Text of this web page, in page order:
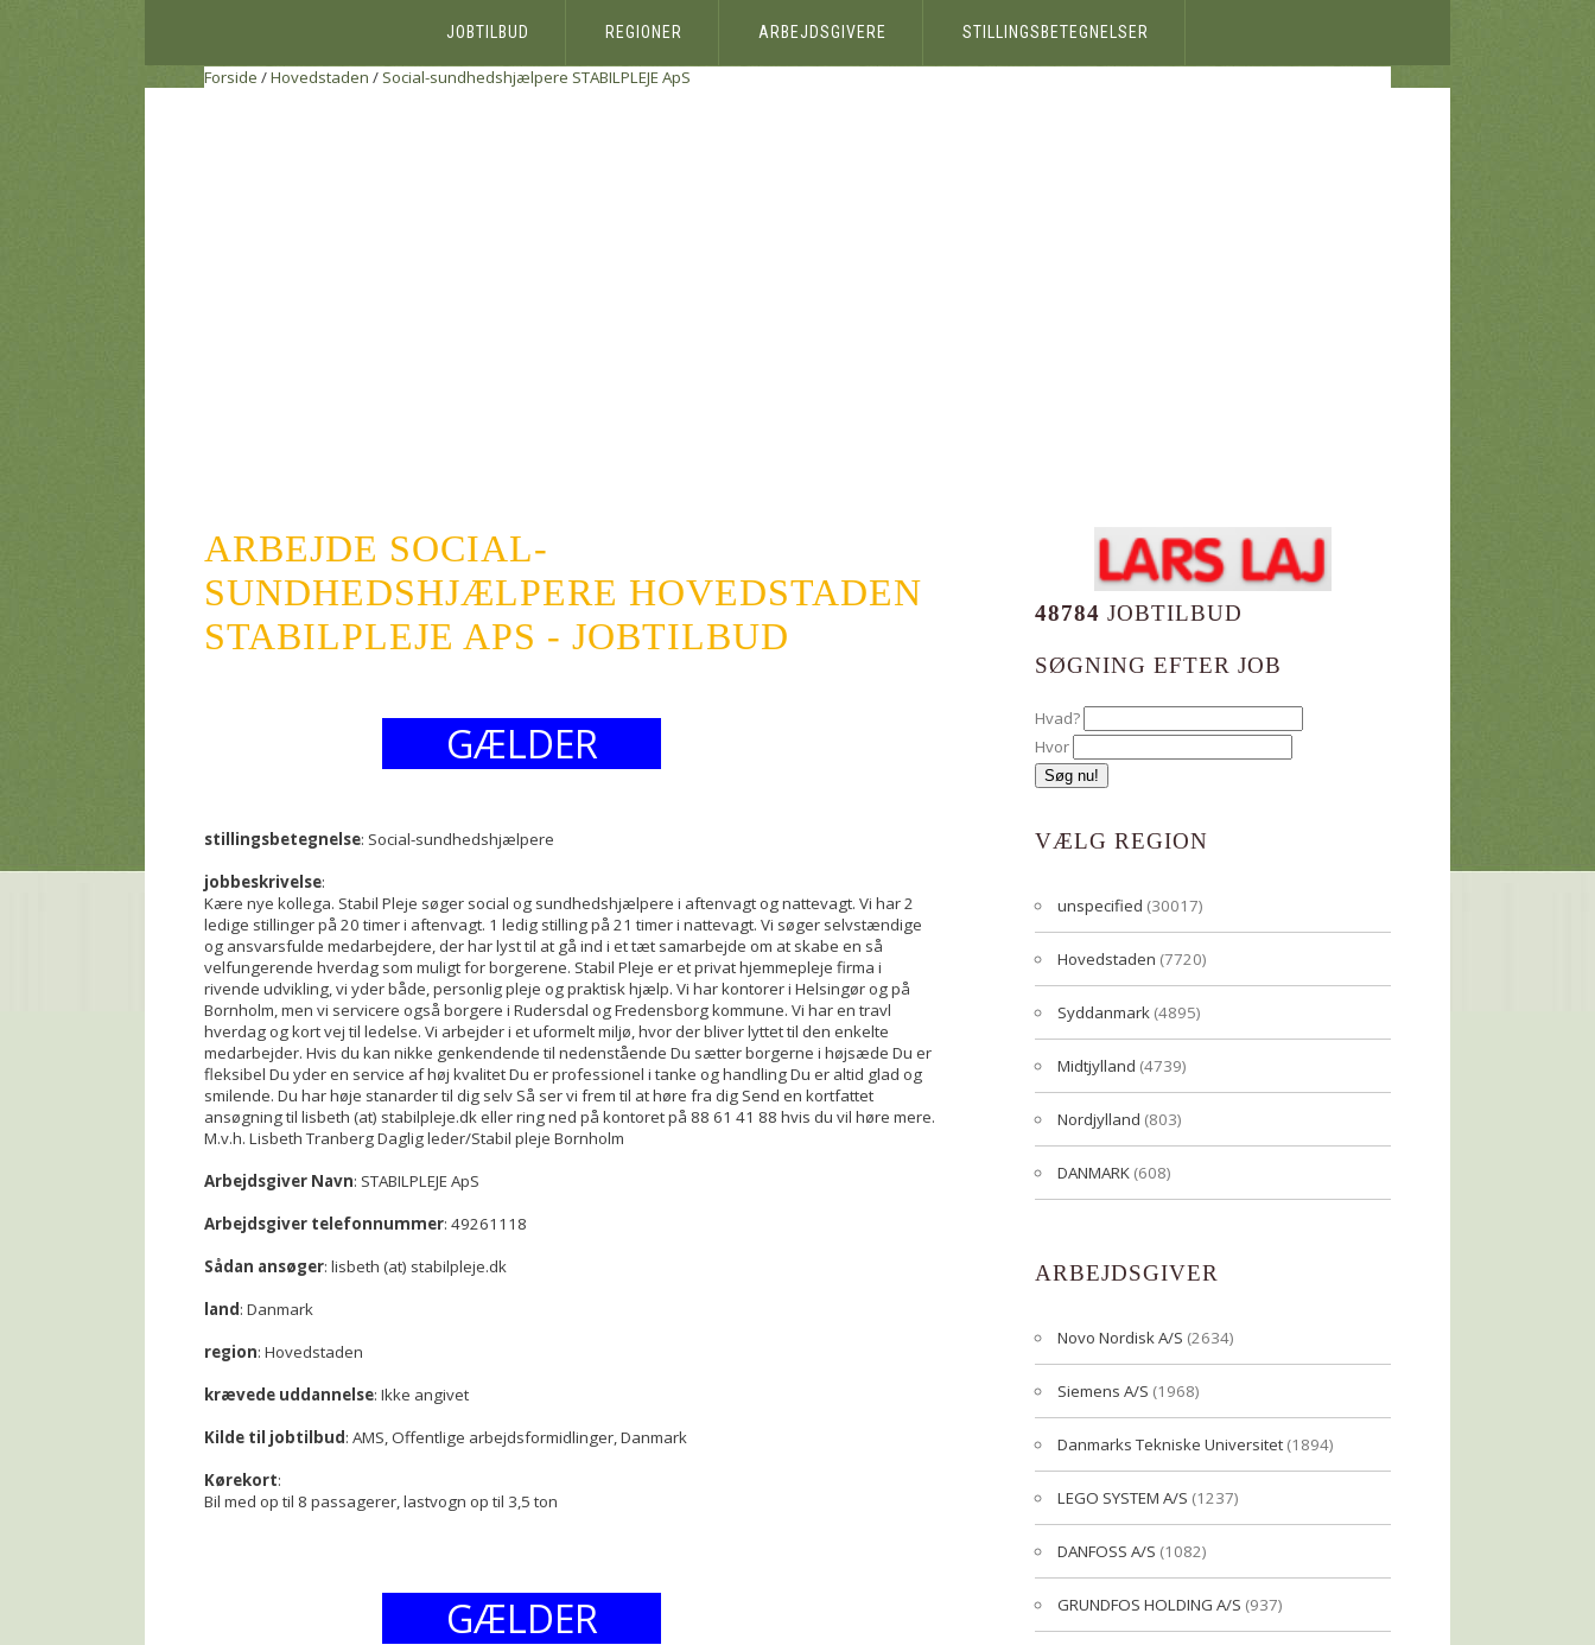
JOBTILBUD REGIONER ARBEJDSGIVERE STILLINGSBETEGNELSER
Forside /Hovedstaden / Social-sundhedshjælpere STABILPLEJE ApS
ARBEJDE SOCIAL-
SUNDHEDSHJÆLPERE HOVEDSTADEN
STABILPLEJE APS - JOBTILBUD
GÆLDER
stillingsbetegnelse: Social-sundhedshjælpere
jobbeskrivelse:
Kære nye kollega. Stabil Pleje søger social og sundhedshjælpere i aftenvagt og nattevagt. Vi har 2
ledige stillinger på 20 timer i aftenvagt. 1 ledig stilling på 21 timer i nattevagt. Vi søger selvstændige
og ansvarsfulde medarbejdere, der har lyst til at gå ind i et tæt samarbejde om at skabe en så
velfungerende hverdag som muligt for borgerene. Stabil Pleje er et privat hjemmepleje firma i
rivende udvikling, vi yder både, personlig pleje og praktisk hjælp. Vi har kontorer i Helsingør og på
Bornholm, men vi servicere også borgere i Rudersdal og Fredensborg kommune. Vi har en travl
hverdag og kort vej til ledelse. Vi arbejder i et uformelt miljø, hvor der bliver lyttet til den enkelte
medarbejder. Hvis du kan nikke genkendende til nedenstående Du sætter borgerne i højsæde Du er
fleksibel Du yder en service af høj kvalitet Du er professionel i tanke og handling Du er altid glad og
smilende. Du har høje stanarder til dig selv Så ser vi frem til at høre fra dig Send en kortfattet
ansøgning til lisbeth (at) stabilpleje.dk eller ring ned på kontoret på 88 61 41 88 hvis du vil høre mere.
M.v.h. Lisbeth Tranberg Daglig leder/Stabil pleje Bornholm
Arbejdsgiver Navn: STABILPLEJE ApS
Arbejdsgiver telefonnummer: 49261118
Sådan ansøger: lisbeth (at) stabilpleje.dk
land: Danmark
region: Hovedstaden
krævede uddannelse: Ikke angivet
Kilde til jobtilbud: AMS, Offentlige arbejdsformidlinger, Danmark
Kørekort:
Bil med op til 8 passagerer, lastvogn op til 3,5 ton
GÆLDER
48784 JOBTILBUD
SØGNING EFTER JOB
Hvad?
Hvor
VÆLG REGION
unspecified (30017)
Hovedstaden (7720)
Syddanmark (4895)
Midtjylland (4739)
Nordjylland (803)
DANMARK (608)
ARBEJDSGIVER
Novo Nordisk A/S (2634)
Siemens A/S (1968)
Danmarks Tekniske Universitet (1894)
LEGO SYSTEM A/S (1237)
DANFOSS A/S (1082)
GRUNDFOS HOLDING A/S (937)